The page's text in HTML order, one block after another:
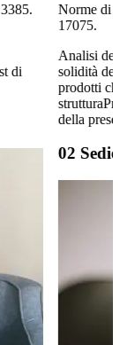
di
Norme di
17075.
Analisi
solidità
prodotti
struttura
della
02